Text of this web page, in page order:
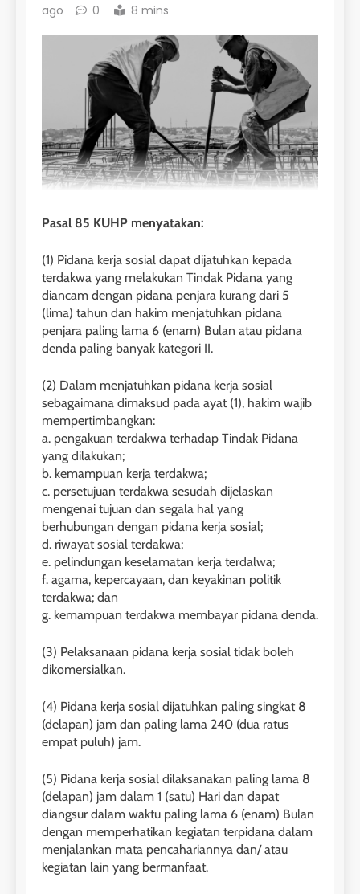
ago
0 8 mins
Pasal 85 KUHP menyatakan:
(1) Pidana kerja sosial dapat dijatuhkan kepada
terdakwa yang melakukan Tindak Pidana yang
diancam dengan pidana penjara kurang dari 5
(lima) tahun dan hakim menjatuhkan pidana
penjara paling lama 6 (enam) Bulan atau pidana
denda paling banyak kategori II.
(2) Dalam menjatuhkan pidana kerja sosial
sebagaimana dimaksud pada ayat (1), hakim wajib
mempertimbangkan:
a. pengakuan terdakwa terhadap Tindak Pidana
yang dilakukan;
b. kemampuan kerja terdakwa;
c. persetujuan terdakwa sesudah dijelaskan
mengenai tujuan dan segala hal yang
berhubungan dengan pidana kerja sosial;
d. riwayat sosial terdakwa;
e. pelindungan keselamatan kerja terdalwa;
f. agama, kepercayaan, dan keyakinan politik
terdakwa; dan
g. kemampuan terdakwa membayar pidana denda.
(3) Pelaksanaan pidana kerja sosial tidak boleh
dikomersialkan.
(4) Pidana kerja sosial dijatuhkan paling singkat 8
(delapan) jam dan paling lama 240 (dua ratus
empat puluh) jam.
(5) Pidana kerja sosial dilaksanakan paling lama 8
(delapan) jam dalam 1 (satu) Hari dan dapat
diangsur dalam waktu paling lama 6 (enam) Bulan
dengan memperhatikan kegiatan terpidana dalam
menjalankan mata pencahariannya dan/ atau
kegiatan lain yang bermanfaat.